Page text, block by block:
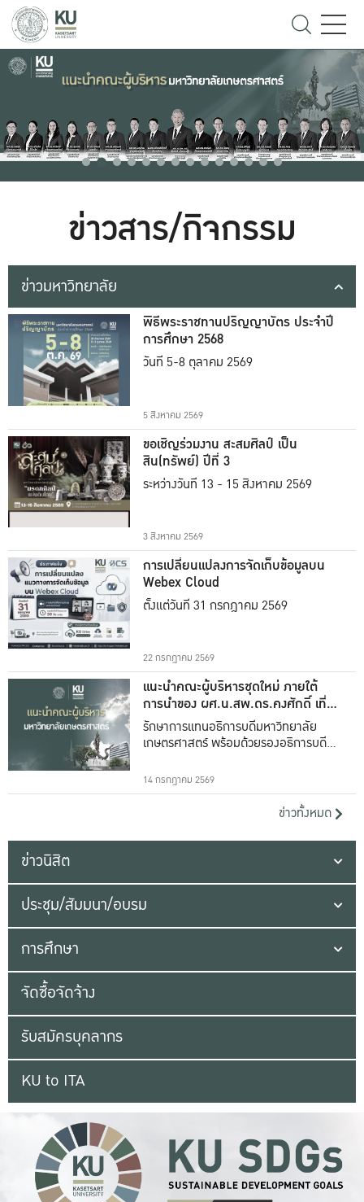
ข่าวสาร/กิจกรรม
ข่าวมหาวิทยาลัย
พิธีพระราชทานปริญญาบัตร ประจำปี
การศึกษา 2568
วันที่ 5-8 ตุลาคม 2569
5 สิงหาคม 2569
ขอเชิญร่วมงาน สะสมศิลป์ เป็น
สิน(ทรัพย์) ปีที่ 3
ระหว่างวันที่ 13 - 15 สิงหาคม 2569
3 สิงหาคม 2569
การเปลี่ยนแปลงการจัดเก็บข้อมูลบน
Webex Cloud
ตั้งแต่วันที่ 31 กรกฎาคม 2569
22 กรกฎาคม 2569
แนะนำคณะผู้บริหารชุดใหม่ ภายใต้
การนำของ ผศ.น.สพ.ดร.คงศักดิ์ เที่ยง
ธรรม
รักษาการแทนอธิการบดีมหาวิทยาลัย
เกษตรศาสตร์ พร้อมด้วยรองอธิการบดีทั้ง
14 กรกฎาคม 2569
ข่าวทั้งหมด
ข่าวนิสิต
ประชุม/สัมมนา/อบรม
การศึกษา
จัดซื้อจัดจ้าง
รับสมัครบุคลากร
KU to ITA